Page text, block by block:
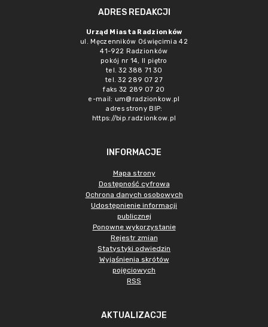
ADRES REDAKCJI
Urząd Miasta Radzionków
ul. Męczenników Oświęcimia 42
41-922 Radzionków
pokój nr 14, II piętro
tel. 32 388 71 30
tel. 32 289 07 27
faks 32 289 07 20
e-mail: um@radzionkow.pl
adres strony BIP:
https://bip.radzionkow.pl
INFORMACJE
Mapa strony
Dostępność cyfrowa
Ochrona danych osobowych
Udostępnienie informacji
publicznej
Ponowne wykorzystanie
Rejestr zmian
Statystyki odwiedzin
Wyjaśnienia skrótów
pojęciowych
RSS
AKTUALIZACJE